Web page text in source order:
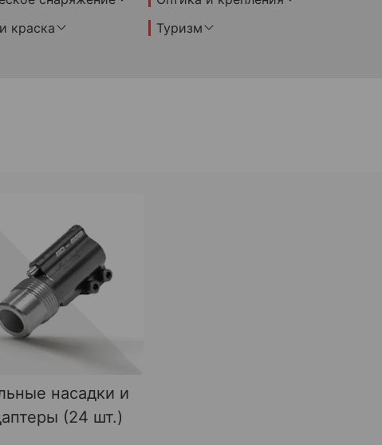
краска
Туризм
насадки и
(24 шт.)